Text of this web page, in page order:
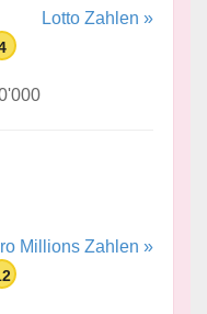
Lotto Zahlen »
Millions Zahlen »